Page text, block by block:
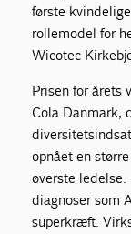
første
rollemodel for
Wicotec
Prisen for årets
Cola Danmark,
opnået en
øverste
diagnoser som
superkræft.